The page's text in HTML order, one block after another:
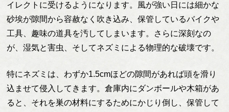
イレクトに受けるようになります。風が強い日には細かな
砂埃が隙間から容赦なく吹き込み、保管しているバイクや
工具、趣味の道具を汚してしまいます。さらに深刻なの
が、湿気と害虫、そしてネズミによる物理的な破壊です。
特にネズミは、わずか1.5cmほどの隙間があれば頭を滑り
込ませて侵入してきます。倉庫内にダンボールや木箱があ
ると、それを巣の材料にするためにかじり倒し、保管して